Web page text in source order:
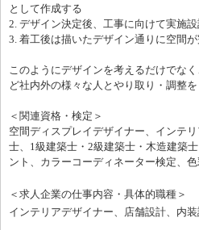
として作成する
2. デザイン決定後、工事に向けて実施
3. 着工後は描いたデザイン通りに空間
このようにデザインを考えるだけでな
ど社内外の様々な人とやり取り・調整
＜関連資格・検定＞
空間ディスプレイデザイナー、インテ
士、1級建築士・2級建築士・木造建築
ント、カラーコーディネーター検定、
＜求人企業の仕事内容・具体的職種＞
インテリアデザイナー、店舗設計、内